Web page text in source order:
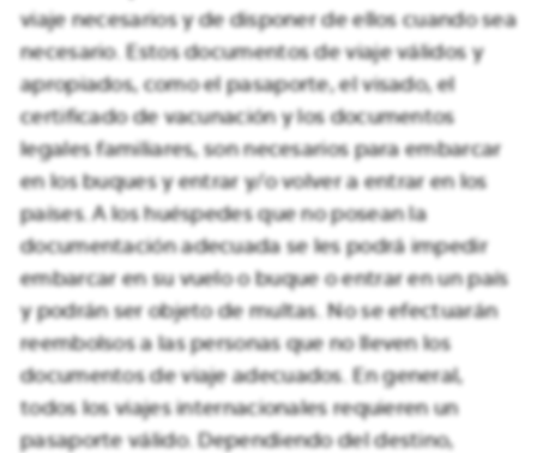
viaje necesarios y de disponer de ellos cuando sea
necesario. Estos documentos de viaje válidos y
apropiados, como el pasaporte, el visado, el
certificado de vacunación y los documentos
legales familiares, son necesarios para embarcar
en los buques y entrar y/o volver a entrar en los
países. A los huéspedes que no posean la
documentación adecuada se les podrá impedir
embarcar en su vuelo o buque o entrar en un país
y podrán ser objeto de multas. No se efectuarán
reembolsos a las personas que no lleven los
documentos de viaje adecuados. En general,
todos los viajes internacionales requieren un
pasaporte válido. Dependiendo del destino,